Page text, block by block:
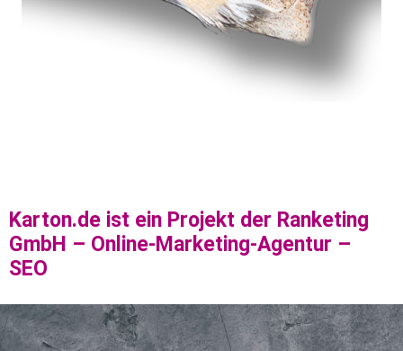
Karton.de ist ein Projekt der Ranketing
GmbH – Online-Marketing-Agentur –
SEO